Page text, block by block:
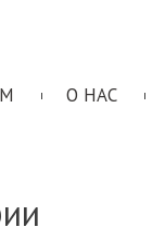
О НАС